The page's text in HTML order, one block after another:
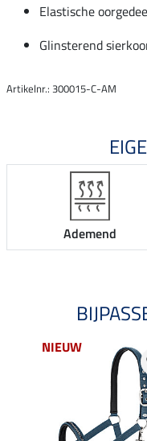
Elastische
Glinsterend
Artikelnr.: 300015-C-AM
Ademend
NIEUW